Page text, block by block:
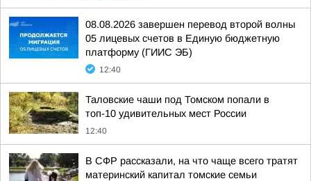
08.08.2026 завершен перевод второй волны
05 лицевых счетов в Единую бюджетную
платформу (ГИИС ЭБ)
12:40
Таловские чаши под Томском попали в
топ-10 удивительных мест России
12:40
В СФР рассказали, на что чаще всего тратят
материнский капитал томские семьи